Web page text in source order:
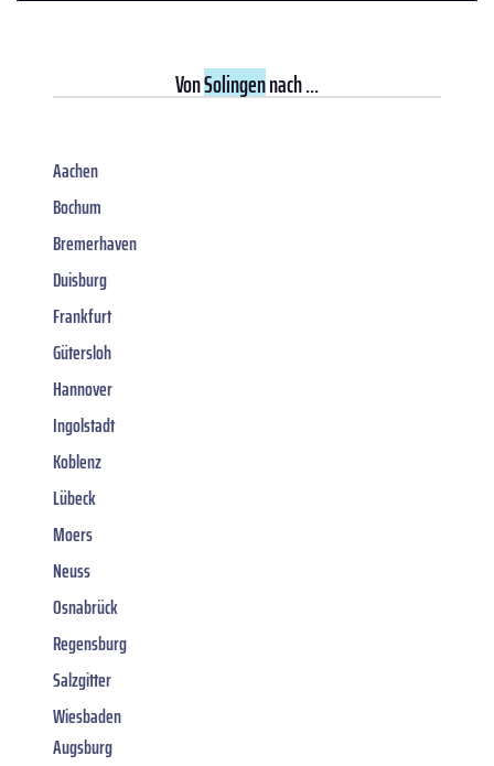
VonSolingennach ...
Aachen
Bochum
Bremerhaven
Duisburg
Frankfurt
Gütersloh
Hannover
Ingolstadt
Koblenz
Lübeck
Moers
Neuss
Osnabrück
Regensburg
Salzgitter
Wiesbaden
Augsburg